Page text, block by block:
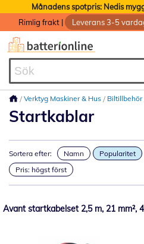
Månadens spotpris: Nedis
Rimlig frakt | Leverans 3-5
Verktyg Maskiner & Hus Biltillbehör
Startkablar
Sortera efter: Namn Popularitet
Pris: högst först
Avant startkabelset 2,5 m, 21 mm²,